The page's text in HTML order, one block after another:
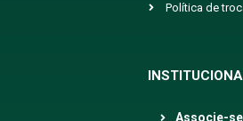
Política de
Associe-se